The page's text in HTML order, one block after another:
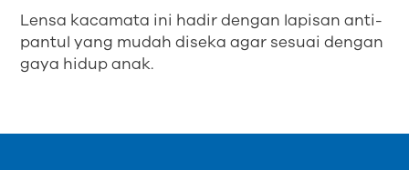
Lensa kacamata ini hadir dengan lapisan anti-
pantul yang mudah diseka agar sesuai dengan
gaya hidup anak.